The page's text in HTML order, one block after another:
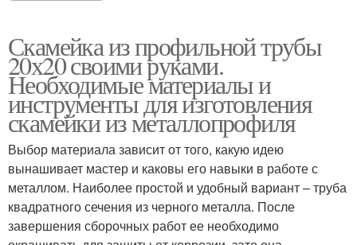
Скамейка из профильной трубы
20х20 своими руками.
Необходимые материалы и
инструменты для изготовления
скамейки из металлопрофиля
Выбор материала зависит от того, какую идею
вынашивает мастер и каковы его навыки в работе с
металлом. Наиболее простой и удобный вариант – труба
квадратного сечения из черного металла. После
завершения сборочных работ ее необходимо